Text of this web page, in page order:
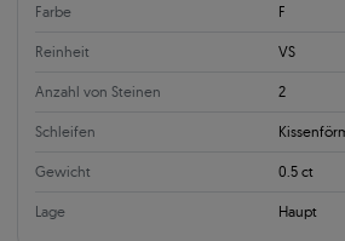
Farbe F
Reinheit VS
Anzahl von Steinen 2
Schleifen
Gewicht 0.5 ct
Lage Haupt